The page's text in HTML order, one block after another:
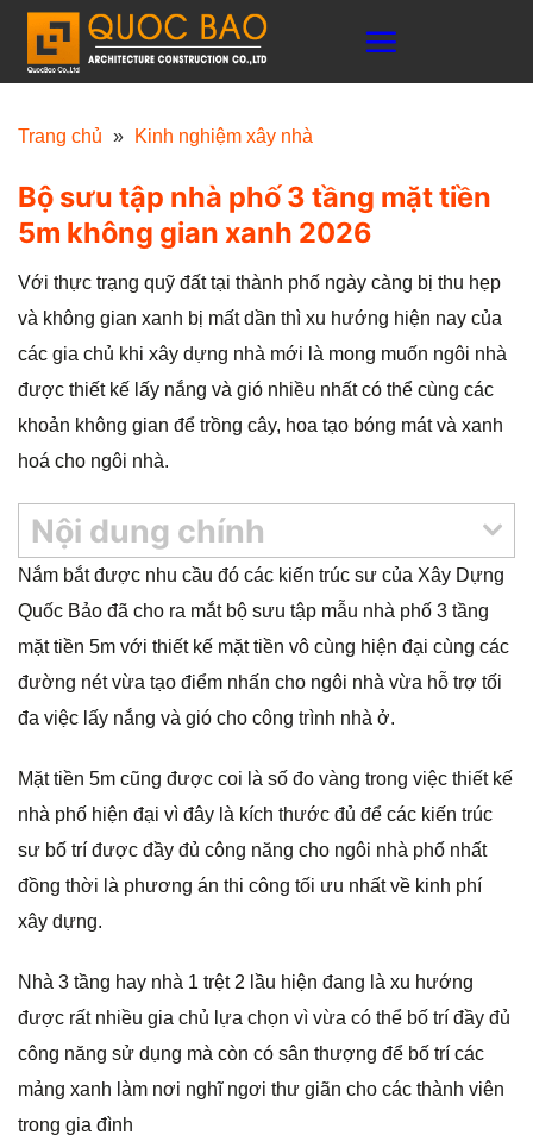
u
Trang chủ » Kinh nghiệm xây nhà
Bộ sưu tập nhà phố 3 tầng mặt tiền
5m không gian xanh 2026
Với thực trạng quỹ đất tại thành phố ngày càng bị thu hẹp
và không gian xanh bị mất dần thì xu hướng hiện nay của
các gia chủ khi xây dựng nhà mới là mong muốn ngôi nhà
được thiết kế lấy nắng và gió nhiều nhất có thể cùng các
khoản không gian để trồng cây, hoa tạo bóng mát và xanh
hoá cho ngôi nhà.
Nội dung chính
Nắm bắt được nhu cầu đó các kiến trúc sư của Xây Dựng
Quốc Bảo đã cho ra mắt bộ sưu tập mẫu nhà phố 3 tầng
mặt tiền 5m với thiết kế mặt tiền vô cùng hiện đại cùng các
đường nét vừa tạo điểm nhấn cho ngôi nhà vừa hỗ trợ tối
đa việc lấy nắng và gió cho công trình nhà ở.
Mặt tiền 5m cũng được coi là số đo vàng trong việc thiết kế
nhà phố hiện đại vì đây là kích thước đủ để các kiến trúc
sư bố trí được đầy đủ công năng cho ngôi nhà phố nhất
đồng thời là phương án thi công tối ưu nhất về kinh phí
xây dựng.
Nhà 3 tầng hay nhà 1 trệt 2 lầu hiện đang là xu hướng
được rất nhiều gia chủ lựa chọn vì vừa có thể bố trí đầy đủ
công năng sử dụng mà còn có sân thượng để bố trí các
mảng xanh làm nơi nghĩ ngơi thư giãn cho các thành viên
trong gia đình